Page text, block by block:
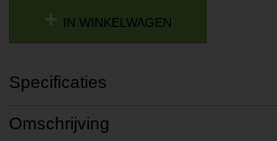
IN WINKELWAGEN
Specificaties
Productcode
P201701201117
Omschrijving